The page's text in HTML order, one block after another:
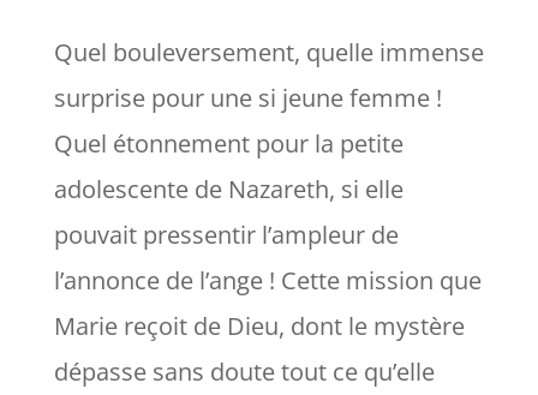
Quel bouleversement, quelle immense
surprise pour une si jeune femme !
Quel étonnement pour la petite
adolescente de Nazareth, si elle
pouvait pressentir l’ampleur de
l’annonce de l’ange ! Cette mission que
Marie reçoit de Dieu, dont le mystère
dépasse sans doute tout ce qu’elle